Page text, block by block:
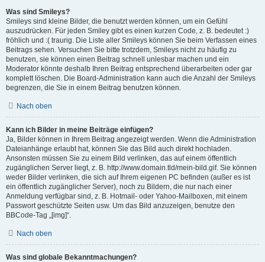
Was sind Smileys?
Smileys sind kleine Bilder, die benutzt werden können, um ein Gefühl
auszudrücken. Für jeden Smiley gibt es einen kurzen Code, z. B. bedeutet :)
fröhlich und :( traurig. Die Liste aller Smileys können Sie beim Verfassen eines
Beitrags sehen. Versuchen Sie bitte trotzdem, Smileys nicht zu häufig zu
benutzen, sie können einen Beitrag schnell unlesbar machen und ein
Moderator könnte deshalb Ihren Beitrag entsprechend überarbeiten oder gar
komplett löschen. Die Board-Administration kann auch die Anzahl der Smileys
begrenzen, die Sie in einem Beitrag benutzen können.
Nach oben
Kann ich Bilder in meine Beiträge einfügen?
Ja, Bilder können in Ihrem Beitrag angezeigt werden. Wenn die Administration
Dateianhänge erlaubt hat, können Sie das Bild auch direkt hochladen.
Ansonsten müssen Sie zu einem Bild verlinken, das auf einem öffentlich
zugänglichen Server liegt, z. B. http://www.domain.tld/mein-bild.gif. Sie können
weder Bilder verlinken, die sich auf Ihrem eigenen PC befinden (außer es ist
ein öffentlich zugänglicher Server), noch zu Bildern, die nur nach einer
Anmeldung verfügbar sind, z. B. Hotmail- oder Yahoo-Mailboxen, mit einem
Passwort geschützte Seiten usw. Um das Bild anzuzeigen, benutze den
BBCode-Tag „[img]“.
Nach oben
Was sind globale Bekanntmachungen?